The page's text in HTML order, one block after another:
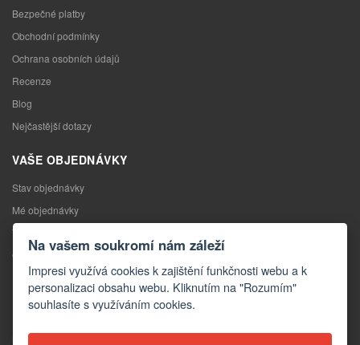
Bezpečné platby
Obchodní podmínky
Ochrana osobních údajů
Recenze
Blog
Nejčastější dotazy
VAŠE OBJEDNÁVKY
Stav objednávky
Mé objednávky
Výměna zboží
Odstoupení od kupní smlouvy
Reklamace
KONTAKTY
Kontakty
Na vašem soukromí nám záleží
Impresi využívá cookies k zajištění funkčnosti webu a k
personalizaci obsahu webu. Kliknutím na "Rozumím"
souhlasíte s využíváním cookies.